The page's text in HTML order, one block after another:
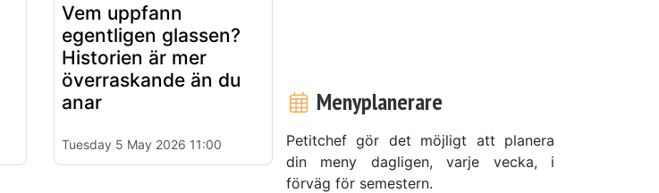
Vem uppfann
egentligen glassen?
Historien är mer
överraskande än du
anar
Tuesday 5 May 2026 11:00
Menyplanerare
Petitchef gör det möjligt att planera
din meny dagligen, varje vecka, i
förväg för semestern.